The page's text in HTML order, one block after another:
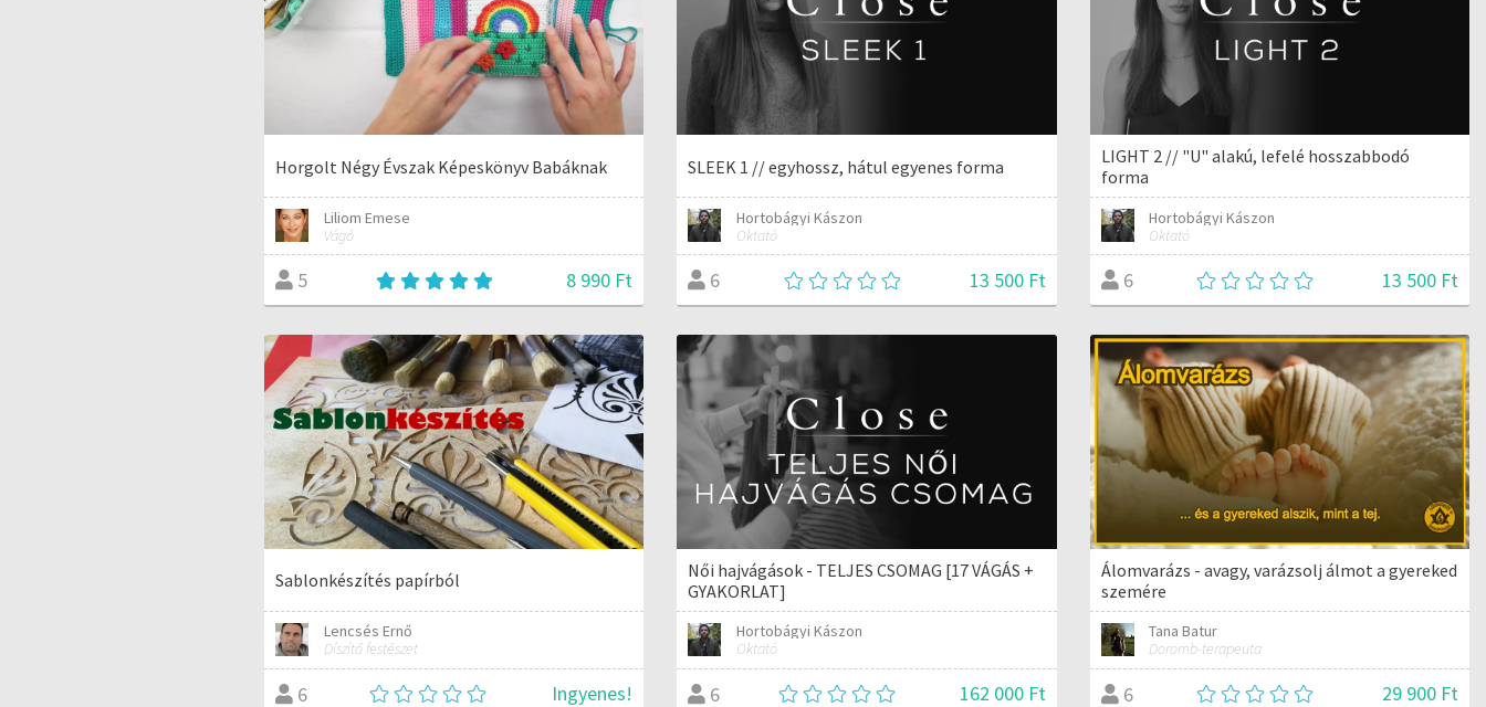
Horgolt Négy Évszak Képeskönyv Babáknak
Liliom Emese
Vágó
5 8 990 Ft
SLEEK 1 // egyhossz, hátul egyenes forma
Hortobágyi Kászon
Oktató
6 13 500 Ft
LIGHT 2 // "U" alakú, lefelé hosszabbodó
forma
Hortobágyi Kászon
Oktató
6 13 500 Ft
Sablonkészítés papírból
Lencsés Ernő
Díszítő festészet
6 Ingyenes!
Női hajvágások - TELJES CSOMAG [17 VÁGÁS +
GYAKORLAT]
Hortobágyi Kászon
Oktató
6 162 000 Ft
Álomvarázs - avagy, varázsolj álmot a gyereked
szemére
Tana Batur
Doromb-terapeuta
6 29 900 Ft